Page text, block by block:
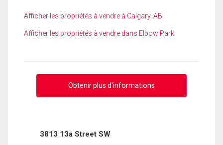
Afficher les propriétés à vendre à Calgary, AB
Afficher les propriétés à vendre dans Elbow Park
Obtenir plus d'informations
3813 13a Street SW